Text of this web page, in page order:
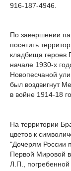
916-187-4946.
По завершении
посетить
кладбища героев
начале 1930-х
Новопесчаной
был воздвигнут
в войне 1914-18
На территории
цветов к
"Дочерям России
Первой Мировой
Л.П.,